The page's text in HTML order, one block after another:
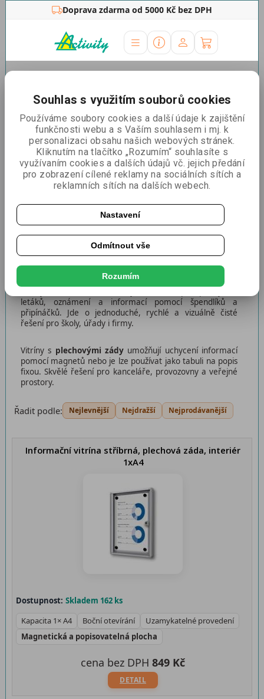
Doprava zdarma od 5000 Kč bez DPH
Informační vitríny do interiéru
Vitríny s korkovými
zády
Vitríny s plechovými
zády
letáků, oznámení a informací pomocí špendlíků a
připínáčků. Jde o jednoduché, rychlé a vizuálně čisté
řešení pro školy, úřady i firmy.
Vitríny s plechovými zády umožňují uchycení informací
pomocí magnetů nebo je lze používat jako tabuli na popis
fixou. Skvělé řešení pro kanceláře, provozovny a veřejné
prostory.
Řadit podle: Nejlevnější Nejdražší Nejprodávanější
Informační vitrína stříbrná, plechová záda, interiér
1xA4
Dostupnost: Skladem 162 ks
Kapacita 1× A4
Boční otevírání
Uzamykatelné provedení
Magnetická a popisovatelná plocha
DETAIL
cena bez DPH 849 Kč
Souhlas s využitím souborů cookies
Používáme soubory cookies a další údaje k zajištění
funkčnosti webu a s Vaším souhlasem i mj. k
personalizaci obsahu našich webových stránek.
Kliknutím na tlačítko „Rozumím“ souhlasíte s
využívaním cookies a dalších údajů vč. jejich předání
pro zobrazení cílené reklamy na sociálních sítích a
reklamních sítích na dalších webech.
Nastavení
Odmítnout vše
Rozumím